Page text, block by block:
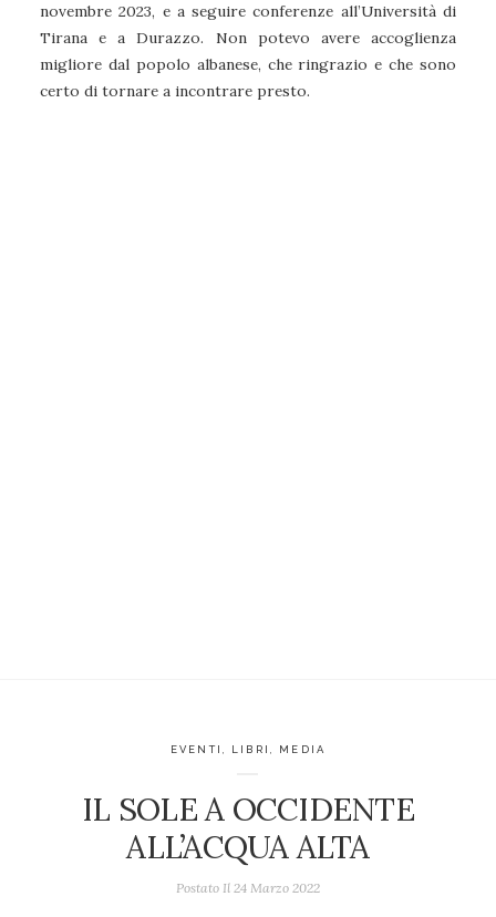
novembre 2023, e a seguire conferenze all’Università di
Tirana e a Durazzo. Non potevo avere accoglienza
migliore dal popolo albanese, che ringrazio e che sono
certo di tornare a incontrare presto.
EVENTI , LIBRI , MEDIA
IL SOLE A OCCIDENTE
ALL’ACQUA ALTA
Postato Il 24 Marzo 2022